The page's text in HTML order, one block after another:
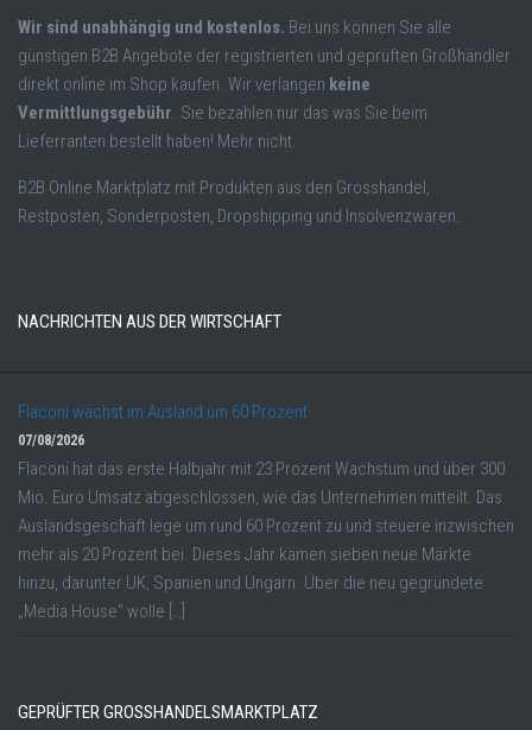
Wir sind unabhängig und kostenlos. Bei uns können Sie alle
günstigen B2B Angebote der registrierten und geprüften Großhändler
direkt online im Shop kaufen. Wir verlangen keine
Vermittlungsgebühr. Sie bezahlen nur das was Sie beim
Lieferranten bestellt haben! Mehr nicht.
B2B Online Marktplatz mit Produkten aus den Grosshandel,
Restposten, Sonderposten, Dropshipping und Insolvenzwaren.
NACHRICHTEN AUS DER WIRTSCHAFT
Flaconi wächst im Ausland um 60 Prozent
07/08/2026
Flaconi hat das erste Halbjahr mit 23 Prozent Wachstum und über 300
Mio. Euro Umsatz abgeschlossen, wie das Unternehmen mitteilt. Das
Auslandsgeschäft lege um rund 60 Prozent zu und steuere inzwischen
mehr als 20 Prozent bei. Dieses Jahr kämen sieben neue Märkte
hinzu, darunter UK, Spanien und Ungarn. Über die neu gegründete
„Media House“ wolle […]
GEPRÜFTER GROSSHANDELSMARKTPLATZ